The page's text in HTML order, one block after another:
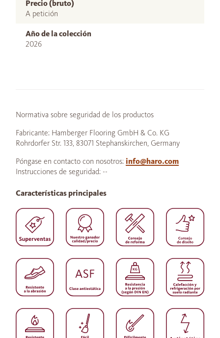
Precio (bruto)
A petición
Año de la colección
2026
Normativa sobre seguridad de los productos
Fabricante: Hamberger Flooring GmbH & Co. KG
Rohrdorfer Str. 133, 83071 Stephanskirchen, Germany
Póngase en contacto con nosotros: info@haro.com
Instrucciones de seguridad: --
Características principales